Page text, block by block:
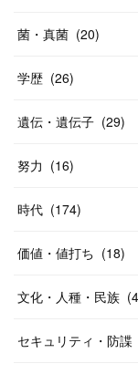
菌・真菌 (20)
学歴 (26)
遺伝・遺伝子 (29)
努力 (16)
時代 (174)
価値・値打ち (18)
文化・人種・民族 (
セキュリティ・防諜